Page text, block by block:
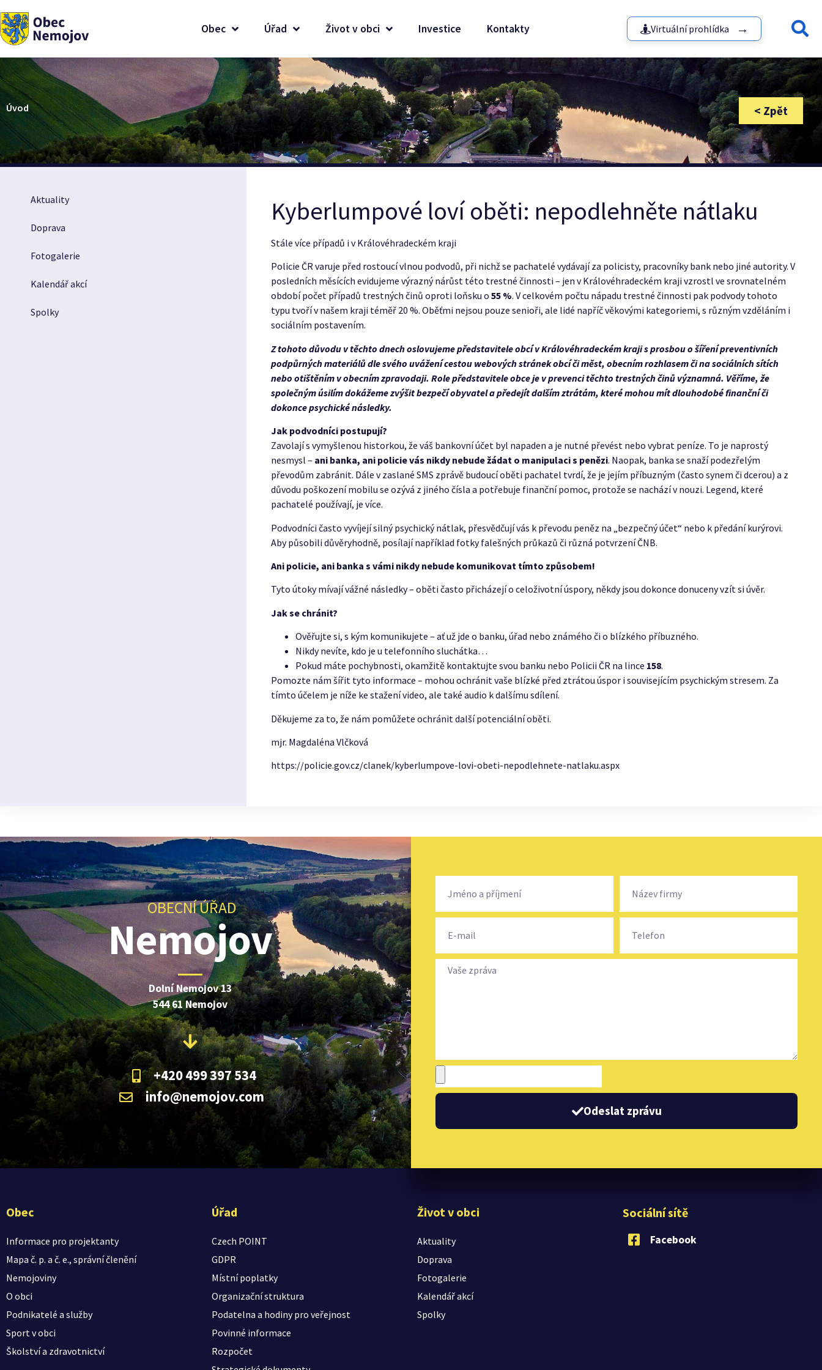
Obec Úřad Život v obci Investice Kontakty Virtuální prohlídka
Úvod
Aktuality
Doprava
Fotogalerie
Kalendář akcí
Spolky
Kyberlumpové loví oběti: nepodlehněte nátlaku
Stále více případů i v Královéhradeckém kraji
Policie ČR varuje před rostoucí vlnou podvodů, při nichž se pachatelé vydávají za policisty, pracovníky bank nebo jiné autority. V
posledních měsících evidujeme výrazný nárůst této trestné činnosti – jen v Královéhradeckém kraji vzrostl ve srovnatelném
období počet případů trestných činů oproti loňsku o55 %. V celkovém počtu nápadu trestné činnosti pak podvody tohoto
typu tvoří v našem kraji téměř 20 %. Oběťmi nejsou pouze senioři, ale lidé napříč věkovými kategoriemi, s různým vzděláním i
sociálním postavením.
Z tohoto důvodu v těchto dnech oslovujeme představitele obcí v Královéhradeckém kraji s prosbou o šíření preventivních
podpůrných materiálů dle svého uvážení cestou webových stránek obcí či měst, obecním rozhlasem či na sociálních sítích
nebo otištěním v obecním zpravodaji. Role představitele obce je v prevenci těchto trestných činů významná. Věříme, že
společným úsilím dokážeme zvýšit bezpečí obyvatel a předejít dalším ztrátám, které mohou mít dlouhodobé finanční či
dokonce psychické následky.
Jak podvodníci postupují?
Zavolají s vymyšlenou historkou, že váš bankovní účet byl napaden a je nutné převést nebo vybrat peníze. To je naprostý
nesmysl – ani banka, ani policie vás nikdy nebude žádat o manipulaci s penězi. Naopak, banka se snaží podezřelým
převodům zabránit. Dále v zaslané SMS zprávě budoucí oběti pachatel tvrdí, že je jejím příbuzným (často synem či dcerou) a z
důvodu poškození mobilu se ozývá z jiného čísla a potřebuje finanční pomoc, protože se nachází v nouzi. Legend, které
pachatelé používají, je více.
Podvodníci často vyvíjejí silný psychický nátlak, přesvědčují vás k převodu peněz na „bezpečný účet“ nebo k předání kurýrovi.
Aby působili důvěryhodně, posílají například fotky falešných průkazů či různá potvrzení ČNB.
Ani policie, ani banka s vámi nikdy nebude komunikovat tímto způsobem!
Tyto útoky mívají vážné následky – oběti často přicházejí o celoživotní úspory, někdy jsou dokonce donuceny vzít si úvěr.
Jak se chránit?
Ověřujte si, s kým komunikujete – ať už jde o banku, úřad nebo známého či o blízkého příbuzného.
Nikdy nevíte, kdo je u telefonního sluchátka…
Pokud máte pochybnosti, okamžitě kontaktujte svou banku nebo Policii ČR na lince 158.
Pomozte nám šířit tyto informace – mohou ochránit vaše blízké před ztrátou úspor i souvisejícím psychickým stresem. Za
tímto účelem je níže ke stažení video, ale také audio k dalšímu sdílení.
Děkujeme za to, že nám pomůžete ochránit další potenciální oběti.
mjr. Magdaléna Vlčková
https://policie.gov.cz/clanek/kyberlumpove-lovi-obeti-nepodlehnete-natlaku.aspx
OBECNÍ ÚŘAD
Nemojov
Dolní Nemojov 13
544 61 Nemojov
+420 499 397 534
info@nemojov.com
Odeslat zprávu
Obec
Informace pro projektanty
Mapa č. p. a č. e., správní členění
Nemojoviny
O obci
Podnikatelé a služby
Sport v obci
Školství a zdravotnictví
Úřad
Czech POINT
GDPR
Místní poplatky
Organizační struktura
Podatelna a hodiny pro veřejnost
Povinné informace
Rozpočet
Život v obci
Aktuality
Doprava
Fotogalerie
Kalendář akcí
Spolky
Sociální sítě
Facebook